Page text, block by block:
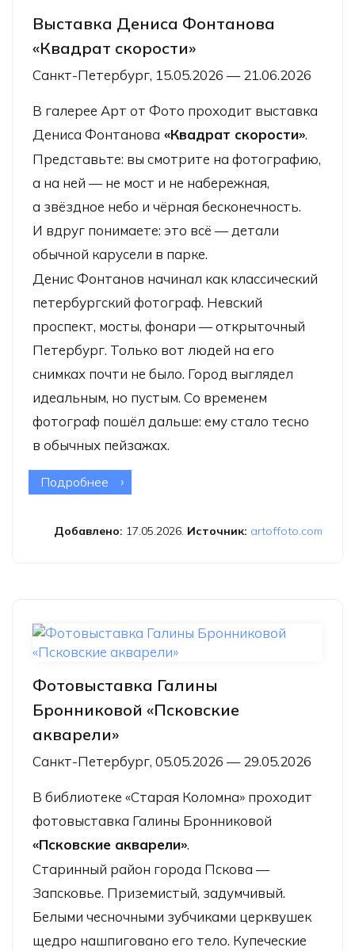
Выставка Дениса Фонтанова
«Квадрат скорости»
Санкт-Петербург, 15.05.2026 — 21.06.2026
В галерее Арт от Фото проходит выставка
Дениса Фонтанова «Квадрат скорости».
Представьте: вы смотрите на фотографию,
а на ней — не мост и не набережная,
а звёздное небо и чёрная бесконечность.
И вдруг понимаете: это всё — детали
обычной карусели в парке.
Денис Фонтанов начинал как классический
петербургский фотограф. Невский
проспект, мосты, фонари — открыточный
Петербург. Только вот людей на его
снимках почти не было. Город выглядел
идеальным, но пустым. Со временем
фотограф пошёл дальше: ему стало тесно
в обычных пейзажах.
Подробнее о Выставка Дениса Фонтанова
Добавлено: 17.05.2026. Источник: artoffoto.com
Фотовыставка Галины
Бронниковой «Псковские
акварели»
Санкт-Петербург, 05.05.2026 — 29.05.2026
В библиотеке «Старая Коломна» проходит
фотовыставка Галины Бронниковой
«Псковские акварели».
Старинный район города Пскова —
Запсковье. Приземистый, задумчивый.
Белыми чесночными зубчиками церквушек
щедро нашпиговано его тело. Купеческие